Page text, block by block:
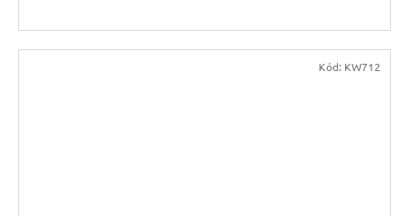
Kód: KW712